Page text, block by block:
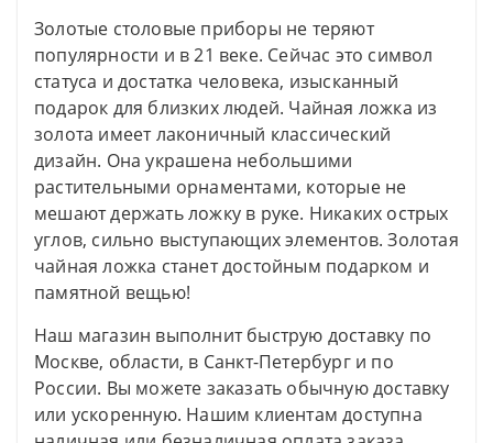
Золотые столовые приборы не теряют
популярности и в 21 веке. Сейчас это символ
статуса и достатка человека, изысканный
подарок для близких людей. Чайная ложка из
золота имеет лаконичный классический
дизайн. Она украшена небольшими
растительными орнаментами, которые не
мешают держать ложку в руке. Никаких острых
углов, сильно выступающих элементов. Золотая
чайная ложка станет достойным подарком и
памятной вещью!
Наш магазин выполнит быструю доставку по
Москве, области, в Санкт-Петербург и по
России. Вы можете заказать обычную доставку
или ускоренную. Нашим клиентам доступна